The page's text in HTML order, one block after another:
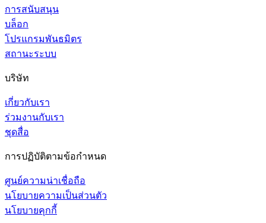
การสนับสนุน
บล็อก
โปรแกรมพันธมิตร
สถานะระบบ
บริษัท
เกี่ยวกับเรา
ร่วมงานกับเรา
ชุดสื่อ
การปฏิบัติตามข้อกำหนด
ศูนย์ความน่าเชื่อถือ
นโยบายความเป็นส่วนตัว
นโยบายคุกกี้